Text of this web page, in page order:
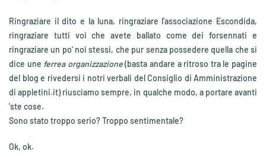
Ringraziare il dito e la luna, ringraziare l'associazione Escondida,
ringraziare tutti voi che avete ballato come dei forsennati e
ringraziare un po' noi stessi, che pur senza possedere quella che si
dice une ferrea organizzazione(basta andare a ritroso tra le pagine
del blog e rivedersi i notri verbali del Consiglio di Amministrazione
di appletini.it) riusciamo sempre, in qualche modo, a portare avanti
'ste cose.
Sono stato troppo serio? Troppo sentimentale?
Ok, ok.